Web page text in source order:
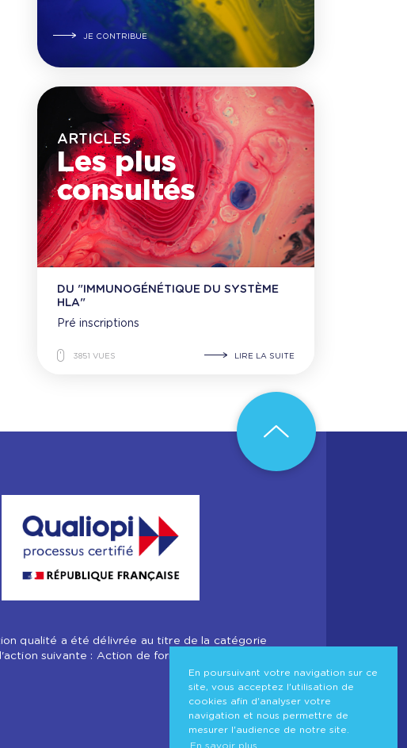
En poursuivant votre navigation sur ce
site, vous acceptez l'utilisation de
cookies afin d'analyser votre
navigation et nous permettre de
mesurer l'audience de notre site.
En savoir plus
JE CONTRIBUE
ARTICLES
Les plus
consultés
DU "IMMUNOGÉNÉTIQUE DU SYSTÈME
HLA"
Pré inscriptions
3851 VUES LIRE LA SUITE
qualité a été délivrée au titre de la catégorie
suivante : Action de formation